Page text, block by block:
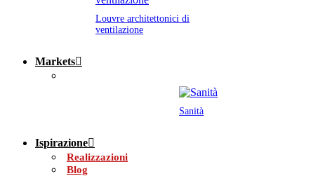
Louvre architettonici di
ventilazione
Markets
Sanità
Ispirazione
Realizzazioni
Blog